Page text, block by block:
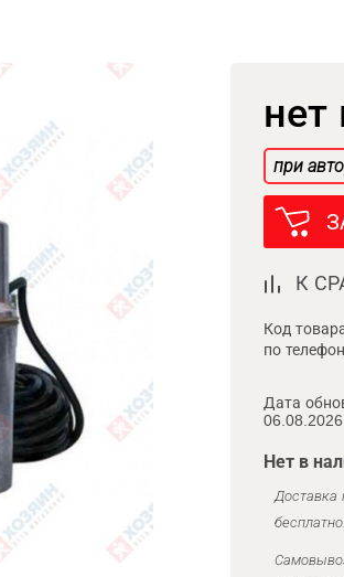
нет
при
К
Код
по
Дата
Нет в
Доставка
бесплатно.